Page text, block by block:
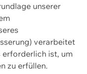
unserer
verarbeitet
erforderlich ist, um
zu erfüllen.